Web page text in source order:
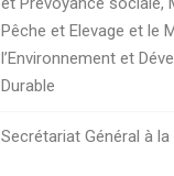
Pêche et Elevage et le
l’Environnement et
Durable
Secrétariat Général à la